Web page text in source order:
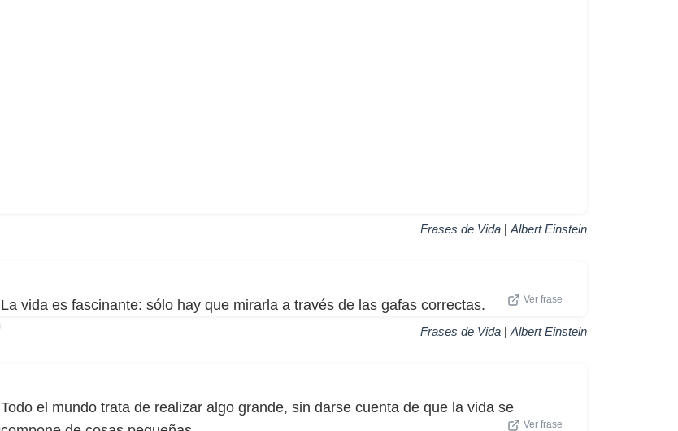
Frases de Vida | Albert Einstein
La vida es fascinante: sólo hay que mirarla a través de las gafas correctas. Ver frase
Frases de Vida | Albert Einstein
Todo el mundo trata de realizar algo grande, sin darse cuenta de que la vida se
Ver frase